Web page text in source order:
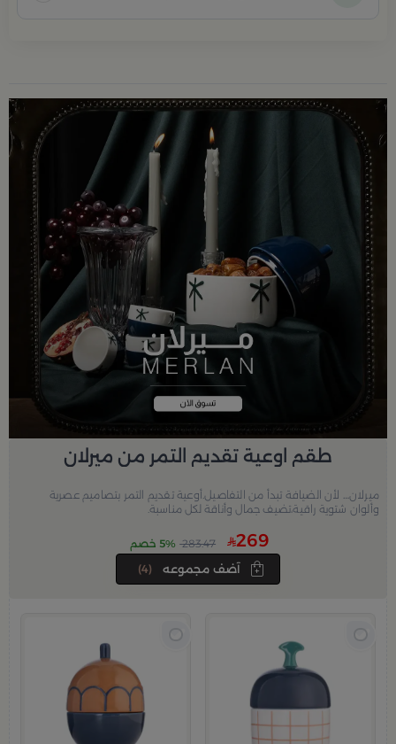
طقم اوعية تقديم التمر من ميرلان
ميرلان… لأن الضيافة تبدأ من التفاصيل.أوعية تقديم التمر بتصاميم عصرية
وألوان شتوية راقية،تضيف جمال وأناقة لكل مناسبة.
269
283.47 5% خصم
(4)